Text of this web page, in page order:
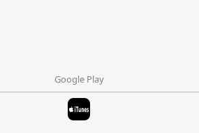
Google Play